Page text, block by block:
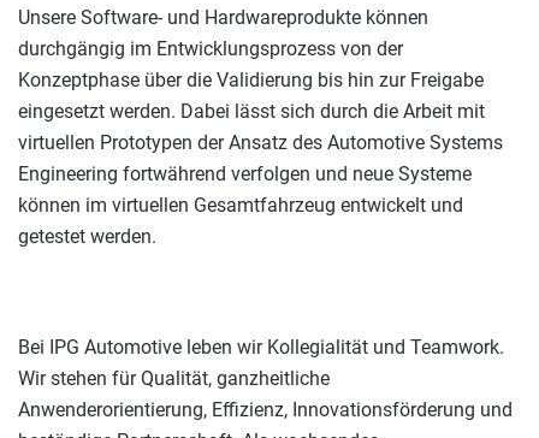
Unsere Software- und Hardwareprodukte können
durchgängig im Entwicklungsprozess von der
Konzeptphase über die Validierung bis hin zur Freigabe
eingesetzt werden. Dabei lässt sich durch die Arbeit mit
virtuellen Prototypen der Ansatz des Automotive Systems
Engineering fortwährend verfolgen und neue Systeme
können im virtuellen Gesamtfahrzeug entwickelt und
getestet werden.
Bei IPG Automotive leben wir Kollegialität und Teamwork.
Wir stehen für Qualität, ganzheitliche
Anwenderorientierung, Effizienz, Innovationsförderung und